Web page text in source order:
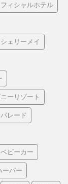
ィシャルホテル
シェリーメイ
ーリゾート
パレード
ベビーカー
ーバー